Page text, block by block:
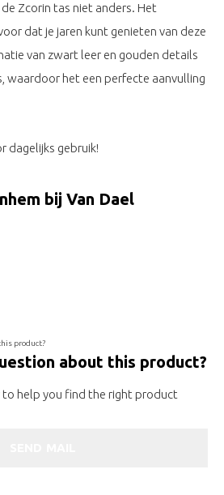
Zcorin tas niet anders. Het
dat je jaren kunt genieten van deze
van zwart leer en gouden details
waardoor het een perfecte aanvulling
dagelijks gebruik!
bij Van Dael
about this product?
to help you find the right product